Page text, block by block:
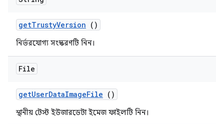
getTrustyVersion ()
নির্ভরযোগ্য সংস্করণটি নিন।
File
getUserDataImageFile ()
স্থানীয় টেস্ট ইউজারডেটা ইমেজ ফাইলটি নিন।